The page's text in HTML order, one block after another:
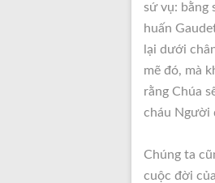
sứ vụ: bằng
huấn
lại dưới
mẽ đó, mà
rằng Chúa
cháu Người
Chúng ta
cuộc đời